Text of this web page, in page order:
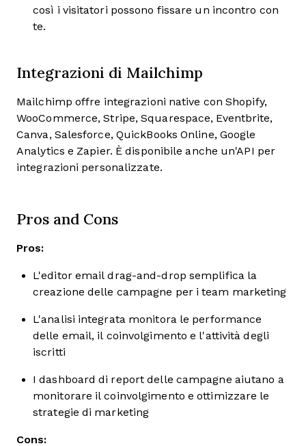
così i visitatori possono fissare un incontro con
te.
Integrazioni di Mailchimp
Mailchimp offre integrazioni native con Shopify,
WooCommerce, Stripe, Squarespace, Eventbrite,
Canva, Salesforce, QuickBooks Online, Google
Analytics e Zapier. È disponibile anche un'API per
integrazioni personalizzate.
Pros and Cons
Pros:
L'editor email drag-and-drop semplifica la
creazione delle campagne per i team marketing
L'analisi integrata monitora le performance
delle email, il coinvolgimento e l'attività degli
iscritti
I dashboard di report delle campagne aiutano a
monitorare il coinvolgimento e ottimizzare le
strategie di marketing
Cons: